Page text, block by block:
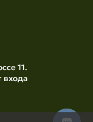
11.
входа